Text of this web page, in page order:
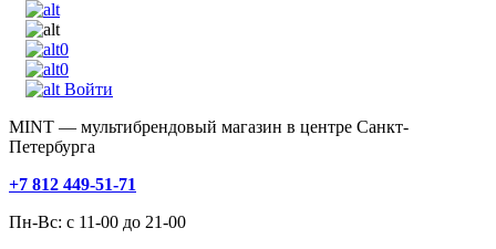
0
0
Войти
MINT — мультибрендовый магазин в центре Санкт-
Петербурга
+7 812 449-51-71
Пн-Вс: с 11-00 до 21-00